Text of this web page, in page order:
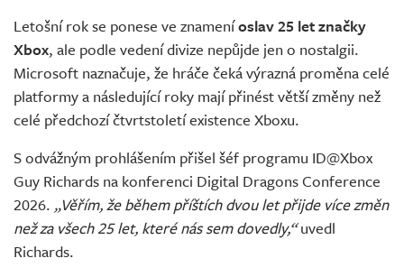
Živě
Letošní rok se ponese ve znameníoslav 25 let značky
Xbox, ale podle vedení divize nepůjde jen o nostalgii.
Microsoft naznačuje, že hráče čeká výrazná proměna celé
platformy a následující roky mají přinést větší změny než
celé předchozí čtvrtstoletí existence Xboxu.
S odvážným prohlášením přišel šéf programu ID@Xbox
Guy Richards na konferenci Digital Dragons Conference
2026. „Věřím, že během příštích dvou let přijde více změn
než za všech 25 let, které nás sem dovedly,“uvedl
Richards.